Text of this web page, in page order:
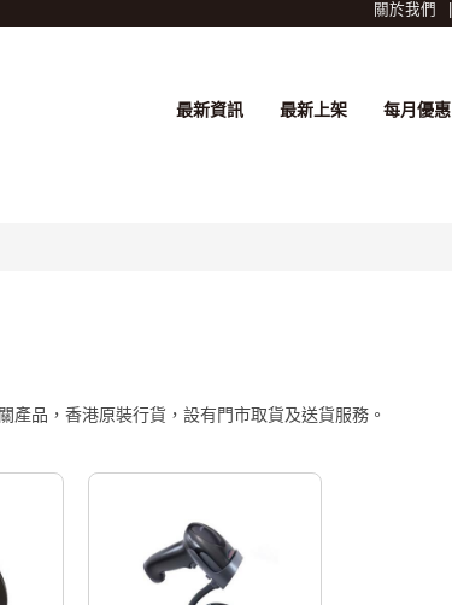
關於我們
每月優惠
最新上架
最新資訊
品，香港原裝行貨，設有門市取貨及送貨服務。